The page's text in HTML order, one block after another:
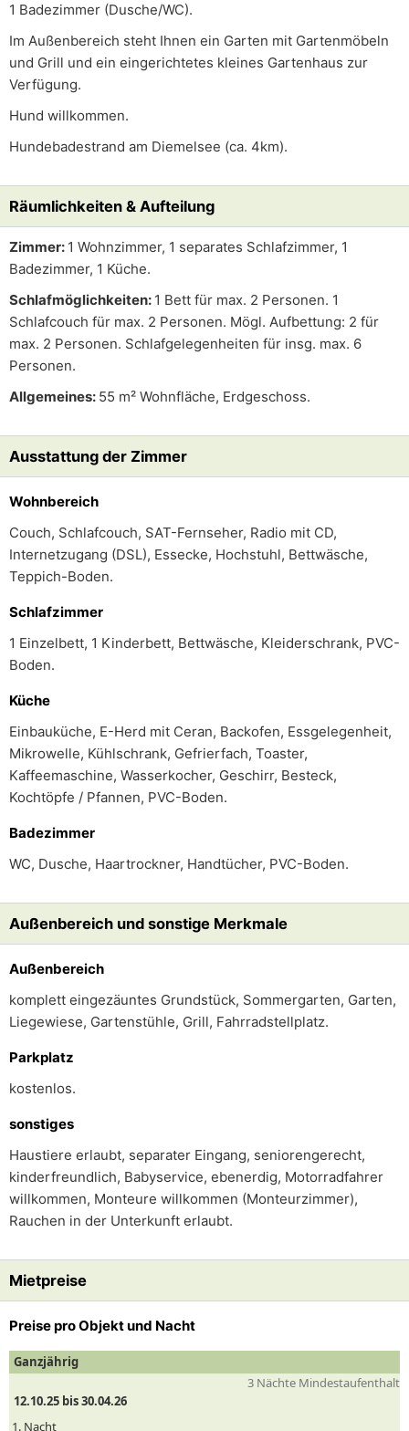
1 Badezimmer (Dusche/WC).
Im Außenbereich steht Ihnen ein Garten mit Gartenmöbeln
und Grill und ein eingerichtetes kleines Gartenhaus zur
Verfügung.
Hund willkommen.
Hundebadestrand am Diemelsee (ca. 4km).
Räumlichkeiten & Aufteilung
Zimmer: 1 Wohnzimmer, 1 separates Schlafzimmer, 1
Badezimmer, 1 Küche.
Schlafmöglichkeiten: 1 Bett für max. 2 Personen. 1
Schlafcouch für max. 2 Personen. Mögl. Aufbettung: 2 für
max. 2 Personen. Schlafgelegenheiten für insg. max. 6
Personen.
Allgemeines: 55 m² Wohnfläche, Erdgeschoss.
Ausstattung der Zimmer
Wohnbereich
Couch, Schlafcouch, SAT-Fernseher, Radio mit CD,
Internetzugang (DSL), Essecke, Hochstuhl, Bettwäsche,
Teppich-Boden.
Schlafzimmer
1 Einzelbett, 1 Kinderbett, Bettwäsche, Kleiderschrank, PVC-
Boden.
Küche
Einbauküche, E-Herd mit Ceran, Backofen, Essgelegenheit,
Mikrowelle, Kühlschrank, Gefrierfach, Toaster,
Kaffeemaschine, Wasserkocher, Geschirr, Besteck,
Kochtöpfe / Pfannen, PVC-Boden.
Badezimmer
WC, Dusche, Haartrockner, Handtücher, PVC-Boden.
Außenbereich und sonstige Merkmale
Außenbereich
komplett eingezäuntes Grundstück, Sommergarten, Garten,
Liegewiese, Gartenstühle, Grill, Fahrradstellplatz.
Parkplatz
kostenlos.
sonstiges
Haustiere erlaubt, separater Eingang, seniorengerecht,
kinderfreundlich, Babyservice, ebenerdig, Motorradfahrer
willkommen, Monteure willkommen (Monteurzimmer),
Rauchen in der Unterkunft erlaubt.
Mietpreise
Preise pro Objekt und Nacht
Ganzjährig
3 Nächte Mindestaufenthalt
12.10.25 bis 30.04.26
1. Nacht